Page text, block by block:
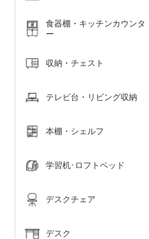
食器棚・キッチンカウンタ
ー
収納・チェスト
テレビ台・リビング収納
本棚・シェルフ
学習机･ロフトベッド
デスクチェア
デスク